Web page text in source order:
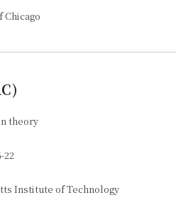
theory
22
Institute of Technology